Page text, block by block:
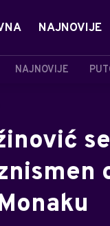
NAJNOVIJE
NAJNOVIJE